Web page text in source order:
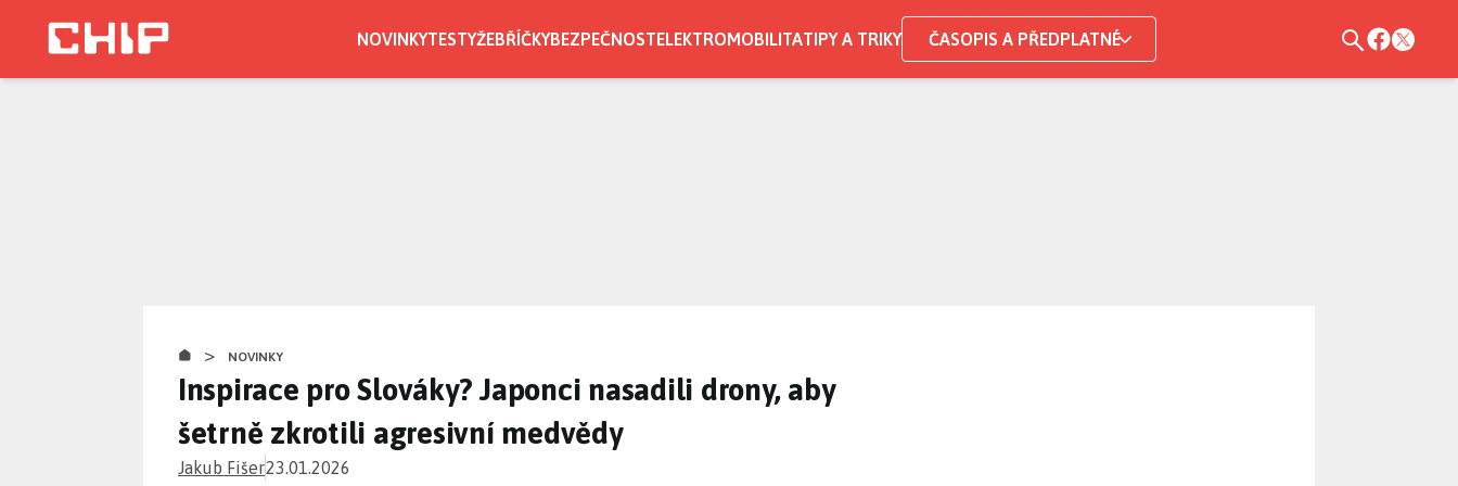
NOVINKYTESTYŽEBŘÍČKYBEZPEČNOSTELEKTROMOBILITATIPY A TRIKY ČASOPIS A PŘEDPLATNÉ
> NOVINKY
Inspirace pro Slováky? Japonci nasadili drony, aby
šetrně zkrotili agresivní medvědy
Jakub Fišer23.01.2026